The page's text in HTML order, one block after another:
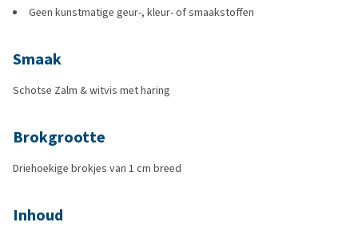
Geen kunstmatige geur-, kleur- of smaakstoffen
Smaak
Schotse Zalm & witvis met haring
Brokgrootte
Driehoekige brokjes van 1 cm breed
Inhoud